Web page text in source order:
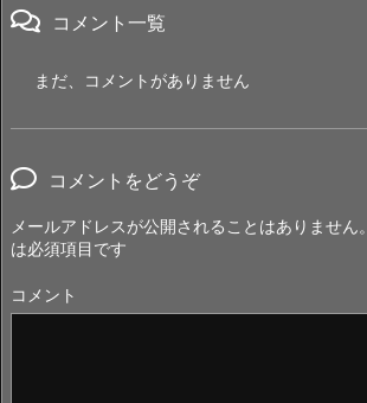
コメント一覧
まだ、コメントがありません
コメントをどうぞ
メールアドレスが公開されることはありません。
は必須項目です
コメント